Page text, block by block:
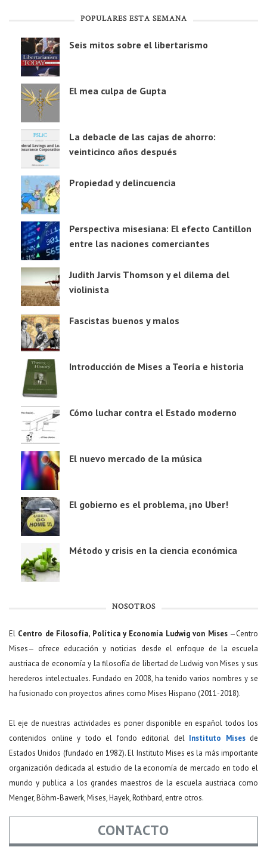
POPULARES ESTA SEMANA
Seis mitos sobre el libertarismo
El mea culpa de Gupta
La debacle de las cajas de ahorro:
veinticinco años después
Propiedad y delincuencia
Perspectiva misesiana: El efecto Cantillon
entre las naciones comerciantes
Judith Jarvis Thomson y el dilema del
violinista
Fascistas buenos y malos
Introducción de Mises a Teoría e historia
Cómo luchar contra el Estado moderno
El nuevo mercado de la música
El gobierno es el problema, ¡no Uber!
Método y crisis en la ciencia económica
NOSOTROS
El Centro de Filosofía, Política y Economía Ludwig von Mises—Centro
Mises— ofrece educación y noticias desde el enfoque de la escuela
austriaca de economía y la filosofía de libertad de Ludwig von Mises y sus
herederos intelectuales. Fundado en 2008, ha tenido varios nombres y se
ha fusionado con proyectos afines como Mises Hispano (2011-2018).
El eje de nuestras actividades es poner disponible en español todos los
contenidos online y todo el fondo editorial del Instituto Misesde
Estados Unidos (fundado en 1982). El Instituto Mises es la más importante
organización dedicada al estudio de la economía de mercado en todo el
mundo y publica a los grandes maestros de la escuela austriaca como
Menger, Böhm-Bawerk, Mises, Hayek, Rothbard, entre otros.
CONTACTO